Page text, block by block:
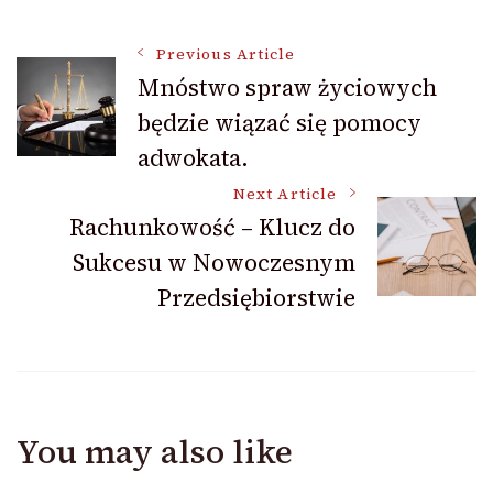
Post
Navigation
Previous Article
Mnóstwo spraw życiowych
będzie wiązać się pomocy
adwokata.
Next Article
Rachunkowość – Klucz do
Sukcesu w Nowoczesnym
Przedsiębiorstwie
You may also like